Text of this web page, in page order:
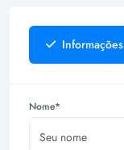
Informações
Nome*